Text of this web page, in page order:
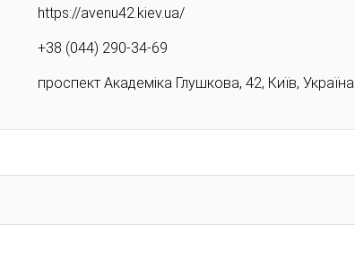
https://avenu42.kiev.ua/
+38 (044) 290-34-69
проспект Академіка Глушкова, 42, Київ, Україна